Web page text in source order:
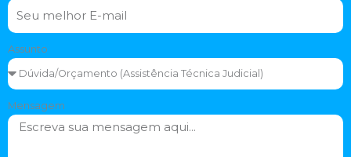
Assunto
Mensagem